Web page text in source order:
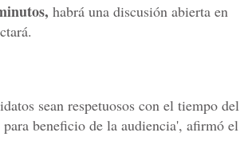
habrá una discusión abierta en
sean respetuosos con el tiempo del
beneficio de la audiencia', afirmó el